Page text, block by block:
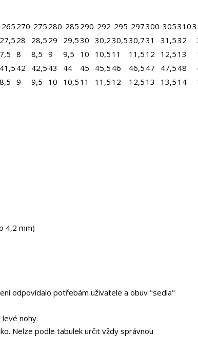
265 270 275 280 285 290 292 295 297300 305310
27,5 28 28,5 29 29,530 30,230,530,731 31,532
7,5 8 8,5 9 9,5 10 10,5 11 11,5 12 12,5 13
41,5 42 42,5 43 44 45 45,5 46 46,5 47 47,5 48
8,5 9 9,5 10 10,5 11 11,5 12 12,5 13 13,5 14
4,2 mm)
odpovídalo potřebám uživatele a obuv "sedla"
nohy.
Nelze podle tabulek určit vždy správnou